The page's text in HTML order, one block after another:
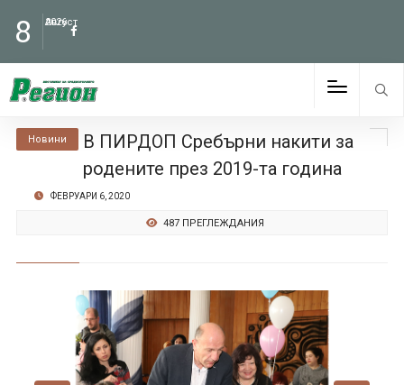
8 Август
2026
Новини
В ПИРДОП Сребърни накити за
родените през 2019-та година
ФЕВРУАРИ 6, 2020
487 ПРЕГЛЕЖДАНИЯ